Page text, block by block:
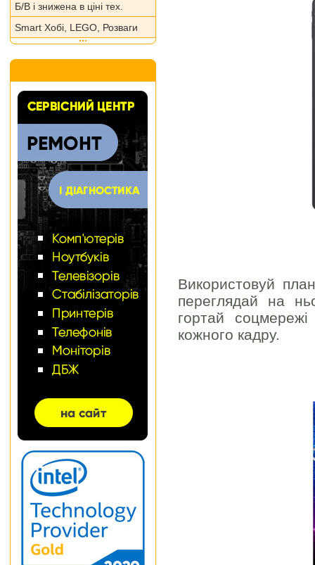
Б/В і знижена в ціні тех.
Smart Хобі, LEGO, Розваги
Використовуй
переглядай на
гортай
кожного кадру.